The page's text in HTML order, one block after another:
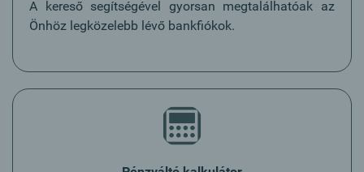
A kereső segítségével gyorsan megtalálhatóak az
Önhöz legközelebb lévő bankfiókok.